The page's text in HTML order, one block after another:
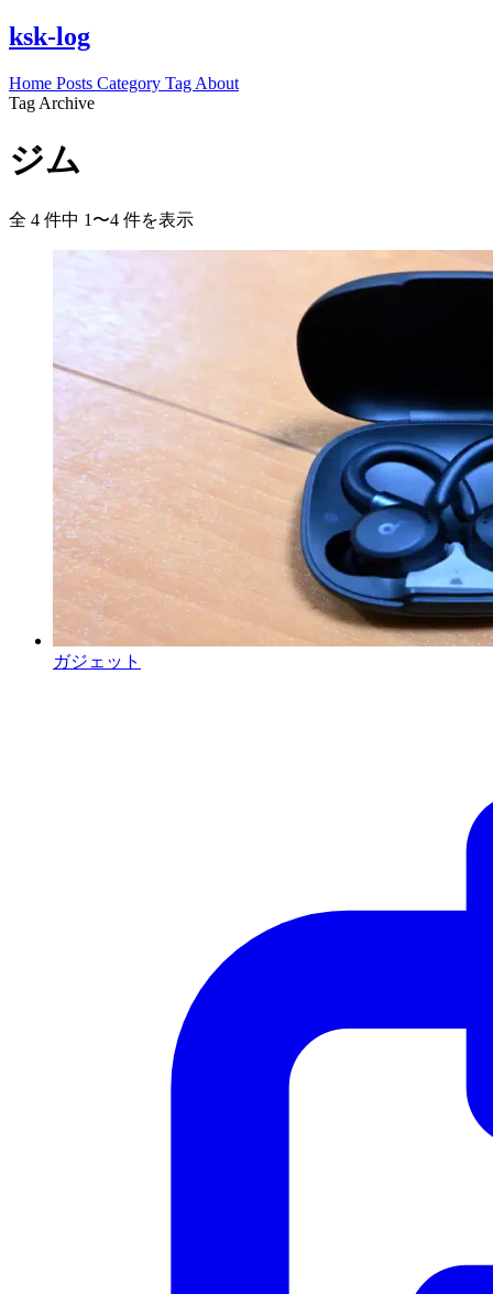
ksk-log
Home Posts Category Tag About
Tag Archive
ジム
全 4 件中 1〜4 件を表示
ガジェット